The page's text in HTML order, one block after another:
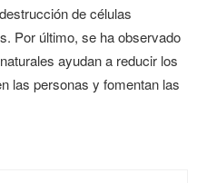
de células
Por último, se ha observado
ayudan a reducir los
las personas y fomentan las